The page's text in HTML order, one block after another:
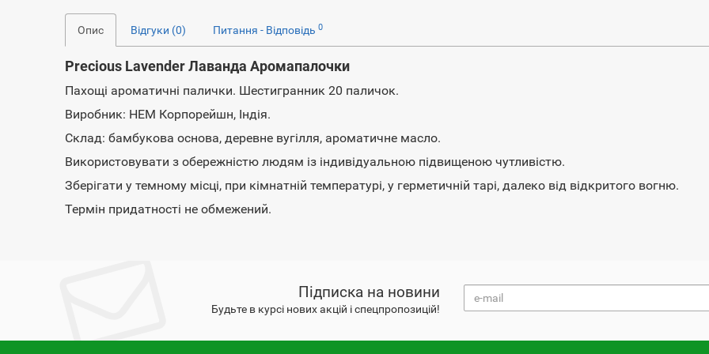
Опис Відгуки (0) Питання - Відповідь0
Precious Lavender Лаванда Аромапалочки
Пахощі ароматичні палички. Шестигранник 20 паличок.
Виробник: HEM Корпорейшн, Індія.
Склад: бамбукова основа, деревне вугілля, ароматичне масло.
Використовувати з обережністю людям із індивідуальною підвищеною чутливістю.
Зберігати у темному місці, при кімнатній температурі, у герметичній тарі, далеко від відкритого вогню.
Термін придатності не обмежений.
Підписка на новини
Будьте в курсі нових акцій і спецпропозицій!